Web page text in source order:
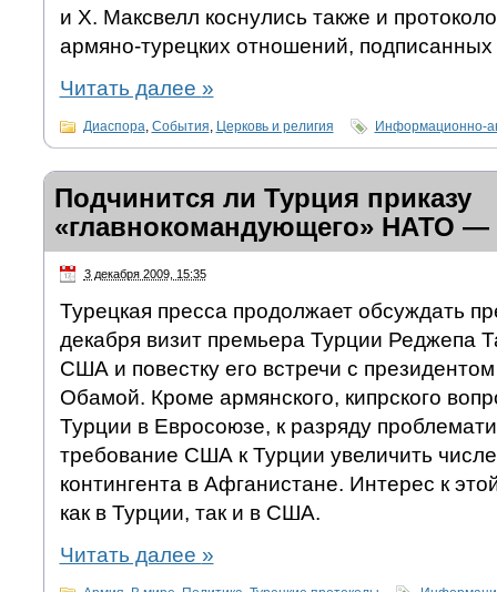
и Х. Максвелл коснулись также и
армяно-турецких отношений,
Читать далее »
Диаспора События Церковь и религия Информационно-
Подчинится ли Турция приказу
«главнокомандующего» НАТО
3 декабря 2009, 15:35
Турецкая пресса продолжает обсуждать
декабря визит премьера Турции Реджепа
США и повестку его встречи с
Обамой. Кроме армянского, кипрского
Турции в Евросоюзе, к разряду
требование США к Турции увеличить
контингента в Афганистане. Интерес к
как в Турции, так и в США.
Читать далее »